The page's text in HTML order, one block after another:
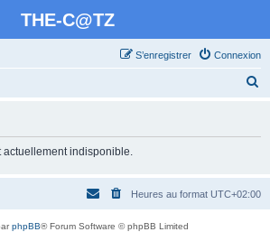
THE-C@TZ
Connexion
S’enregistrer
r
c
actuellement indisponible.
Heures au format UTC+02:00
phpBB® Forum Software © phpBB Limited